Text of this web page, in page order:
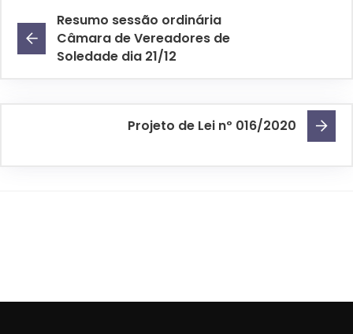
Resumo sessão ordinária
Câmara de Vereadores de
Soledade dia 21/12
Projeto de Lei nº 016/2020